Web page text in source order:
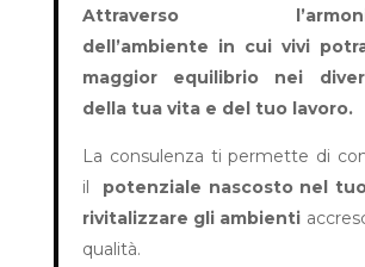
Attraverso
dell’ambiente in cui vivi
maggior equilibrio nei
della tua vita e del tuo lavoro.
La consulenza ti permette di
il potenziale nascosto nel
rivitalizzare gli ambienti
qualità.